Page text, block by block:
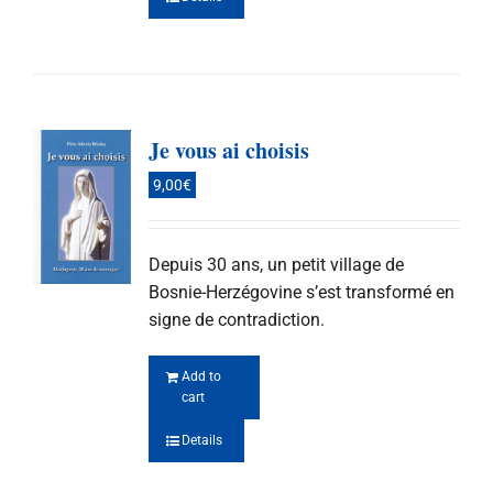
Je vous ai choisis
9,00€
Depuis 30 ans, un petit village de
Bosnie-Herzégovine s’est transformé en
signe de contradiction.
Add to
cart
Details